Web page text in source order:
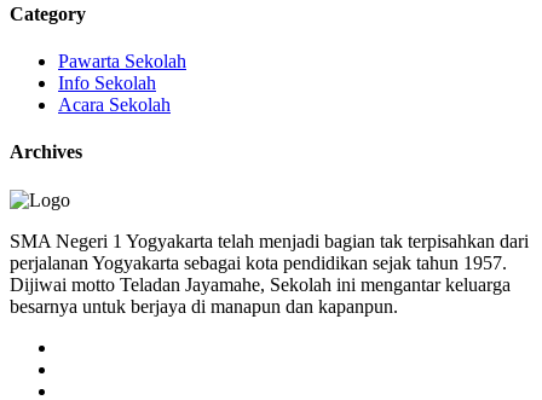
Category
Pawarta Sekolah
Info Sekolah
Acara Sekolah
Archives
SMA Negeri 1 Yogyakarta telah menjadi bagian tak terpisahkan dari
perjalanan Yogyakarta sebagai kota pendidikan sejak tahun 1957.
Dijiwai motto Teladan Jayamahe, Sekolah ini mengantar keluarga
besarnya untuk berjaya di manapun dan kapanpun.